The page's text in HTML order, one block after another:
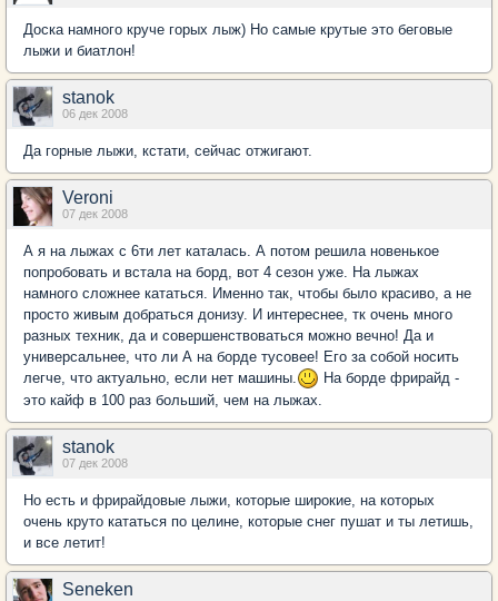
Доска намного круче горых лыж) Но самые крутые это беговые
лыжи и биатлон!
stanok
06 дек 2008
Да горные лыжи, кстати, сейчас отжигают.
Veroni
07 дек 2008
А я на лыжах с 6ти лет каталась. А потом решила новенькое
попробовать и встала на борд, вот 4 сезон уже. На лыжах
намного сложнее кататься. Именно так, чтобы было красиво, а не
просто живым добраться донизу. И интереснее, тк очень много
разных техник, да и совершенствоваться можно вечно! Да и
универсальнее, что ли А на борде тусовее! Его за собой носить
легче, что актуально, если нет машины.
На борде фрирайд -
это кайф в 100 раз больший, чем на лыжах.
stanok
07 дек 2008
Но есть и фрирайдовые лыжи, которые широкие, на которых
очень круто кататься по целине, которые снег пушат и ты летишь,
и все летит!
Seneken